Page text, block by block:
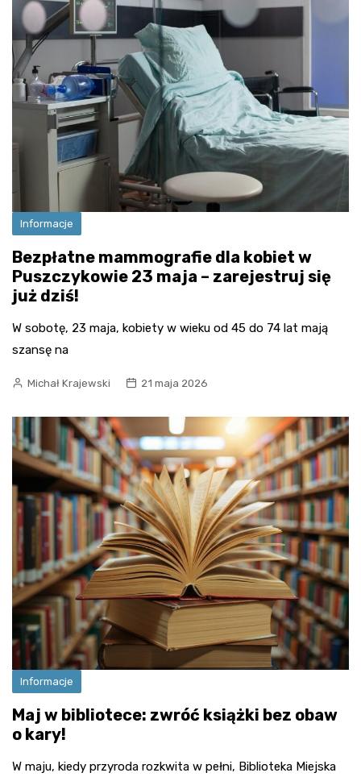
Informacje
Bezpłatne mammografie dla kobiet w
Puszczykowie 23 maja – zarejestruj się
już dziś!
W sobotę, 23 maja, kobiety w wieku od 45 do 74 lat mają
szansę na
Michał Krajewski 21 maja 2026
Informacje
Maj w bibliotece: zwróć książki bez obaw
o kary!
W maju, kiedy przyroda rozkwita w pełni, Biblioteka Miejska